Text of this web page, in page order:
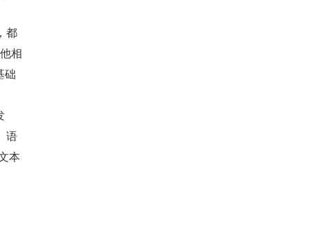
都
相
础
语
本